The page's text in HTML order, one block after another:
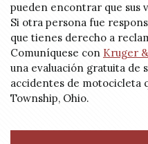
pueden encontrar que sus
Si otra persona fue
que tienes derecho a
Comuníquese con Kruger
una evaluación gratuita de
accidentes de motocicleta
Township, Ohio.